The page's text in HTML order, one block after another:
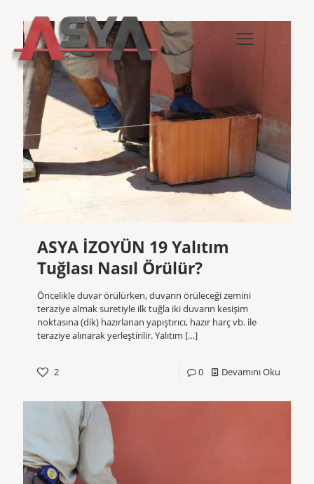
ASYA İZOYÜN 19 Yalıtım
Tuğlası Nasıl Örülür?
Öncelikle duvar örülürken, duvarın örüleceği zemini
teraziye almak suretiyle ilk tuğla iki duvarın kesişim
noktasına (dik) hazırlanan yapıştırıcı, hazır harç vb. ile
teraziye alınarak yerleştirilir. Yalıtım […]
2 0 Devamını Oku